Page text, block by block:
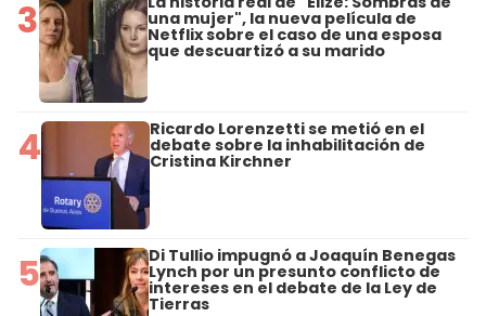
3 una mujer", la nueva película de
Netflix sobre el caso de una esposa
que descuartizó a su marido
4 Ricardo Lorenzetti se metió en el
debate sobre la inhabilitación de
Cristina Kirchner
5 Di Tullio impugnó a Joaquín Benegas
Lynch por un presunto conflicto de
intereses en el debate de la Ley de
Tierras